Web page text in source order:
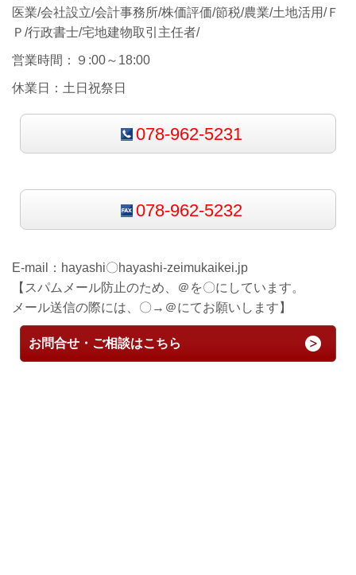
医業/会社設立/会計事務所/株価評価/節税/農業/土地活用/Ｆ
Ｐ/行政書士/宅地建物取引主任者/
営業時間：９:00～18:00
休業日：土日祝祭日
078-962-5231
078-962-5232
E-mail： hayashi〇hayashi-zeimukaikei.jp
【スパムメール防止のため、＠を〇にしています。
メール送信の際には、〇→＠にてお願いします】
お問合せ・ご相談はこちら